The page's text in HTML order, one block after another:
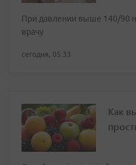
При давлении выше 140/90
врачу
сегодня, 05:33
Как